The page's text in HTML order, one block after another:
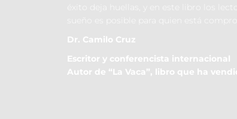
éxito deja huellas, y en este libro los
sueño es posible para quien está
Dr. Camilo Cruz
Escritor y conferencista internacional
Autor de “La Vaca”, libro que ha